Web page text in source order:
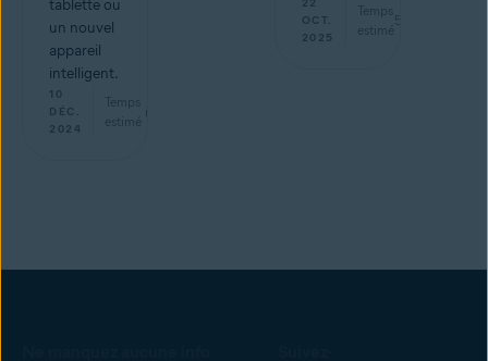
tablette ou
un nouvel
appareil
intelligent.
10
DÉC.
2024
Temps
estimé
min
OCT.
2025
Temps
estimé
5